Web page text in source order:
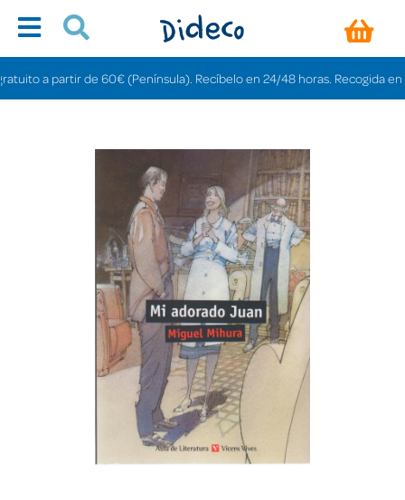
a partir de 60€ (Península). Recíbelo en 24/48 horas. Recogida en